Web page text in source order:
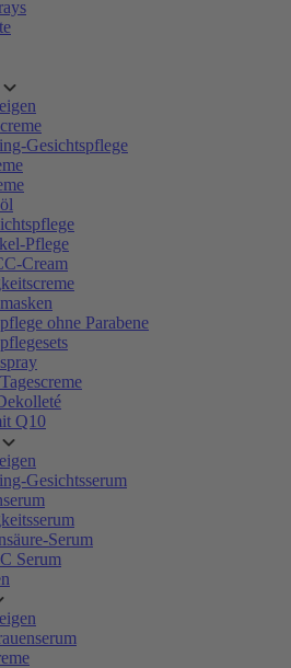
Gesichtspflege
Pflege
Cream
ohne Parabene
Q10
Gesichtsserum
Serum
Serum